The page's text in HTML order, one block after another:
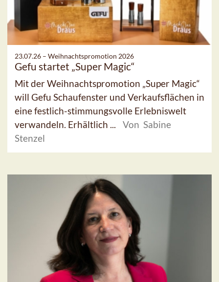
23.07.26 – Weihnachtspromotion 2026
Gefu startet „Super Magic“
Mit der Weihnachtspromotion „Super Magic“
will Gefu Schaufenster und Verkaufsflächen in
eine festlich-stimmungsvolle Erlebniswelt
verwandeln. Erhältlich ...
Von Sabine
Stenzel